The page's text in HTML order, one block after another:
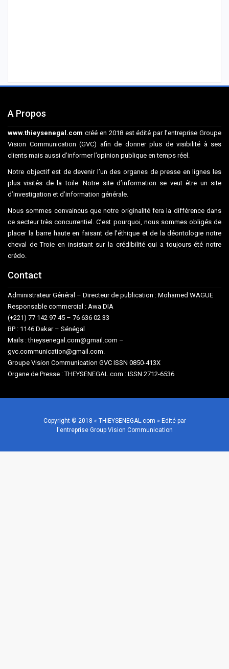
A Propos
www.thieysenegal.com créé en 2018 est édité par l’entreprise Groupe
Vision Communication (GVC) afin de donner plus de visibilité à ses
clients mais aussi d’informer l’opinion publique en temps réel.
Notre objectif est de devenir l’un des organes de presse en lignes les
plus visités de la toile. Notre site d’information se veut être un site
d’investigation et d’information générale.
Nous sommes convaincus que notre originalité fera la différence dans
ce secteur très concurrentiel. C’est pourquoi, nous sommes obligés de
placer la barre haute en faisant de l’éthique et de la déontologie notre
cheval de Troie en insistant sur la crédibilité qui a toujours été notre
crédo.
Contact
Administrateur Général – Directeur de publication : Mohamed WAGUE
Responsable commercial : Awa DIA
(+221) 77 142 97 45 – 76 636 02 33
BP : 1146 Dakar – Sénégal
Mails : thieysenegal.com@gmail.com –
gvc.communication@gmail.com.
Groupe Vision Communication GVC ISSN 0850-413X
Organe de Presse : THEYSENEGAL.com : ISSN 2712-6536
Copyright © 2018 « THIEYSENEGAL.com » Edité par
l'entreprise Group Vision Communication